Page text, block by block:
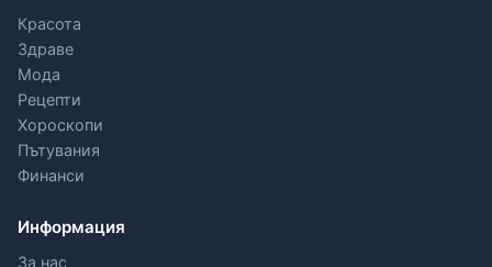
Красота
Здраве
Мода
Рецепти
Хороскопи
Пътувания
Финанси
Информация
За нас